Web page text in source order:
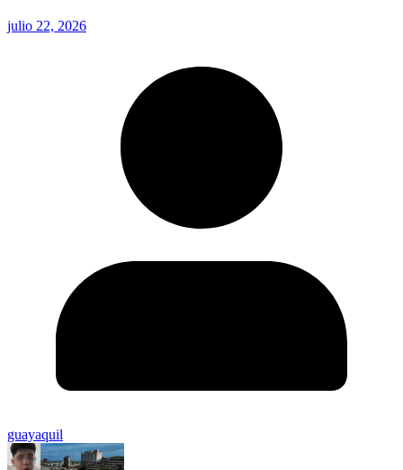
julio 22, 2026
guayaquil